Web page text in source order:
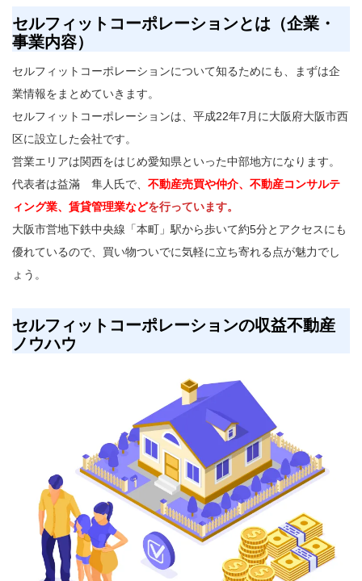
セルフィットコーポレーションとは（企業・
事業内容）
セルフィットコーポレーションについて知るためにも、まずは企
業情報をまとめていきます。
セルフィットコーポレーションは、平成22年7月に大阪府大阪市西
区に設立した会社です。
営業エリアは関西をはじめ愛知県といった中部地方になります。
代表者は益滿 隼人氏で、 不動産売買や仲介、不動産コンサルテ
ィング業、賃貸管理業などを行っています。
大阪市営地下鉄中央線「本町」駅から歩いて約5分とアクセスにも
優れているので、買い物ついでに気軽に立ち寄れる点が魅力でし
ょう。
セルフィットコーポレーションの収益不動産
ノウハウ